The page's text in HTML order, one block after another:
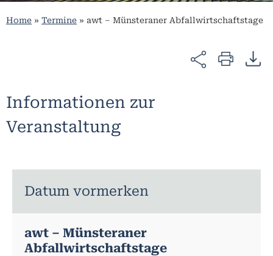
Home » Termine » awt – Münsteraner Abfallwirtschaftstage
Informationen zur
Veranstaltung
Datum vormerken
awt – Münsteraner
Abfallwirtschaftstage